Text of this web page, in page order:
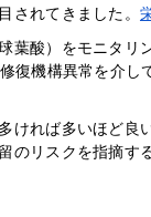
されてきました。
葉酸）をモニタリ
復機構異常を介し
れば多いほど良
のリスクを指摘す